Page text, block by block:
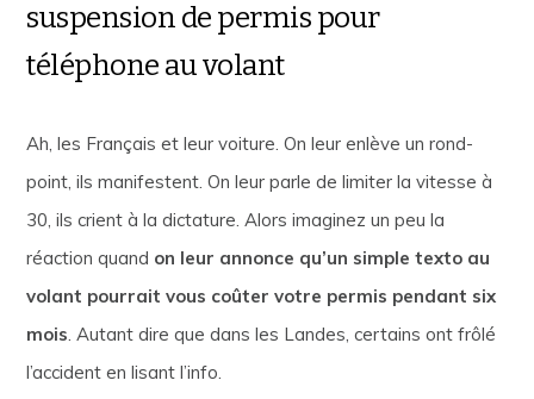
suspension de permis pour
téléphone au volant
Ah, les Français et leur voiture. On leur enlève un rond-
point, ils manifestent. On leur parle de limiter la vitesse à
30, ils crient à la dictature. Alors imaginez un peu la
réaction quand on leur annonce qu’un simple texto au
volant pourrait vous coûter votre permis pendant six
mois. Autant dire que dans les Landes, certains ont frôlé
l’accident en lisant l’info.